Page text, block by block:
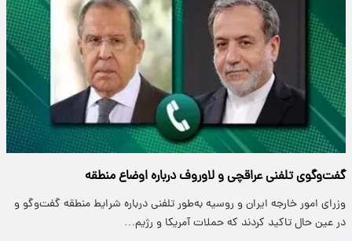
گفت‌وگوی تلفنی عراقچی و لاوروف درباره اوضاع منطقه
وزرای امور خارجه ایران و روسیه به‌طور تلفنی درباره شرایط منطقه گفت‌وگو و
در عین حال تاکید کردند که حملات آمریکا و رژیم…